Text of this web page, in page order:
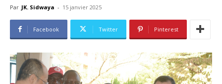
Par JK. Sidwaya - 15 janvier 2025
Facebook Twitter Pinterest